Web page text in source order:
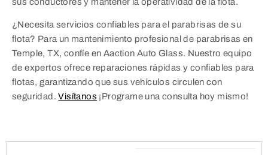
¿Necesita servicios confiables para el parabrisas de su
flota? Para un mantenimiento profesional de parabrisas en
Temple, TX, confíe en Aaction Auto Glass. Nuestro equipo
de expertos ofrece reparaciones rápidas y confiables para
flotas, garantizando que sus vehículos circulen con
seguridad.Visítanos ¡Programe una consulta hoy mismo!